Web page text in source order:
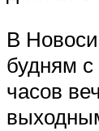
В
будням
часов